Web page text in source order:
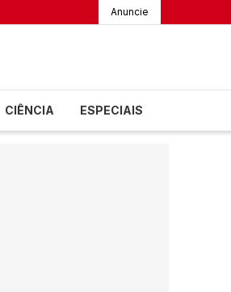
Anuncie
CIÊNCIA ESPECIAIS